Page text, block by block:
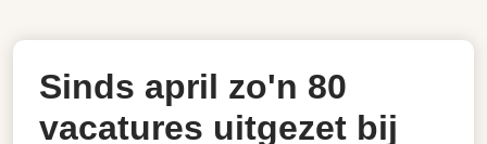
Sinds april zo'n 80
vacatures uitgezet bij